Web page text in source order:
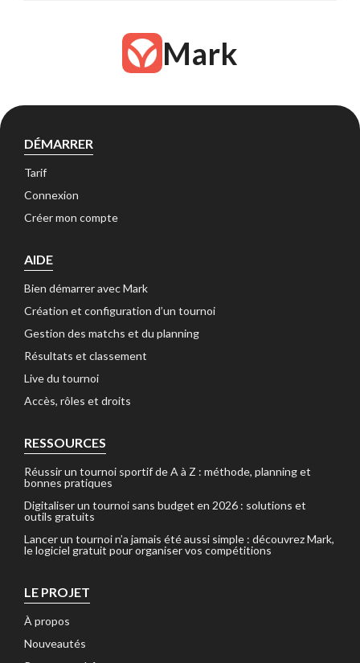
Mark
DÉMARRER
Tarif
Connexion
Créer mon compte
AIDE
Bien démarrer avec Mark
Création et configuration d’un tournoi
Gestion des matchs et du planning
Résultats et classement
Live du tournoi
Accès, rôles et droits
RESSOURCES
Réussir un tournoi sportif de A à Z : méthode, planning et
bonnes pratiques
Digitaliser un tournoi sans budget en 2026 : solutions et
outils gratuits
Lancer un tournoi n’a jamais été aussi simple : découvrez Mark,
le logiciel gratuit pour organiser vos compétitions
LE PROJET
À propos
Nouveautés